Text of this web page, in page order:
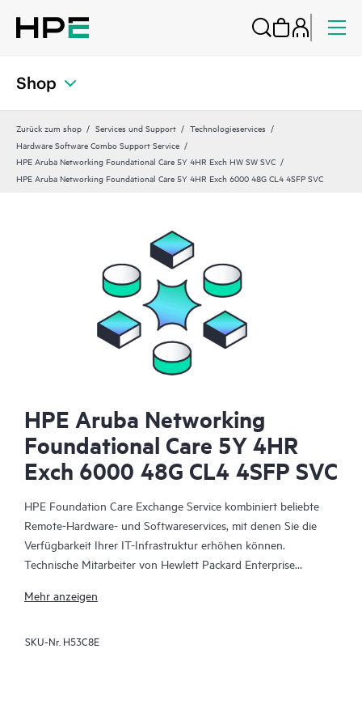
Shop
Zurück zum shop Services und Support
Technologieservices
Hardware Software Combo Support Service
HPE Aruba Networking Foundational Care 5Y 4HR Exch HW SW SVC
HPE Aruba Networking Foundational Care 5Y 4HR Exch 6000 48G CL4 4SFP SVC
HPE Aruba Networking
Foundational Care 5Y 4HR
Exch 6000 48G CL4 4SFP SVC
HPE Foundation Care Exchange Service kombiniert beliebte
Remote-Hardware- und Softwareservices, mit denen Sie die
Verfügbarkeit Ihrer IT-Infrastruktur erhöhen können.
Technische Mitarbeiter von Hewlett Packard Enterprise
Behebung von Hardware- und Softwareproblemen zu
Mehr anzeigen
SKU-Nr. H53C8E